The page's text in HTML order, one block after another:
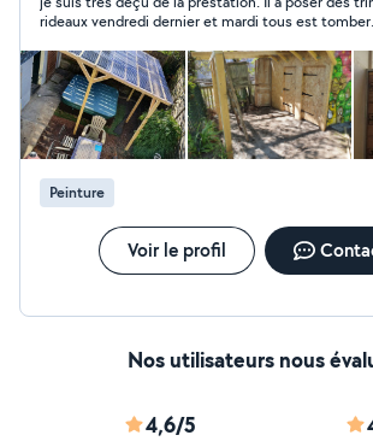
rideaux vendredi dernier et mardi tous est
Peinture
Voir le profil
Nos utilisateurs nous
4,6/5